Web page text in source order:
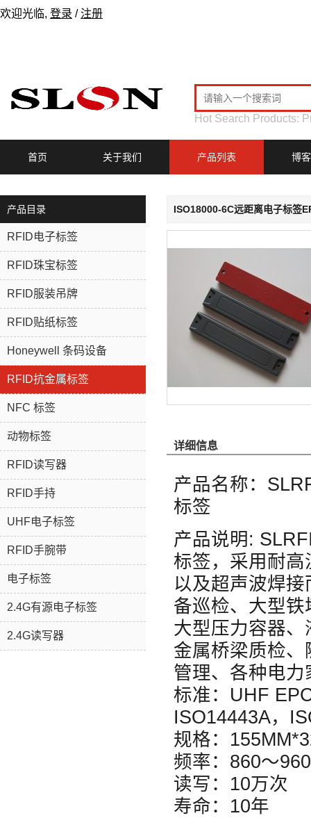
欢迎光临, 登录 / 注册
Hot Search Products:
首页 关于我们 产品列表 博客
产品目录
RFID电子标签
RFID珠宝标签
RFID服装吊牌
RFID贴纸标签
Honeywell 条码设备
RFID抗金属标签
NFC 标签
动物标签
RFID读写器
RFID手持
UHF电子标签
RFID手腕带
电子标签
2.4G有源电子标签
2.4G读写器
ISO18000-6C远距离电子标签
详细信息
产品名称：
标签
产品说明:
标签，采用耐
以及超声波焊
备巡检、大型
大型压力容器
金属桥梁质检
管理、各种电
标准：UHF
ISO14443A，
规格：
频率：860～
读写：10万次
寿命：10年